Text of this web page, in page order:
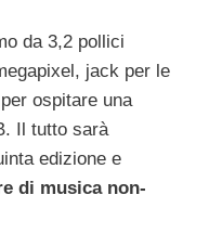
da 3,2 pollici
jack per le
ospitare una
Il tutto sarà
edizione e
di musica non-